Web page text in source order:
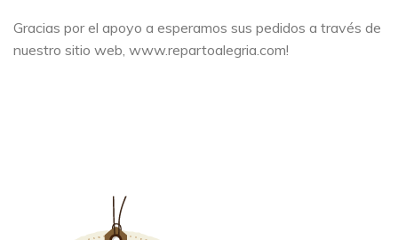
Gracias por el apoyo a esperamos sus pedidos a través de
nuestro sitio web, www.repartoalegria.com!